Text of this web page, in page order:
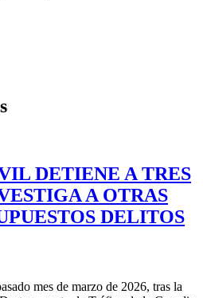
DETIENE A TRES
A OTRAS
DELITOS
mes de marzo de 2026, tras la